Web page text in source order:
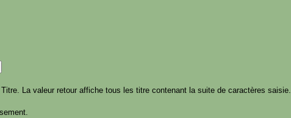
La valeur retour affiche tous les titre contenant la suite de caractères saisie.